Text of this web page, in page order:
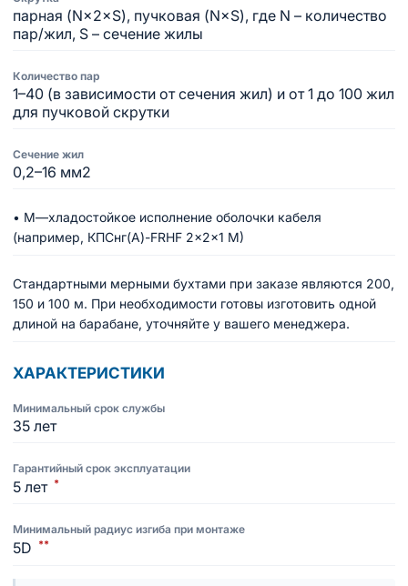
парная (N×2×S), пучковая (N×S), где N – количество
пар/жил, S – сечение жилы
Количество пар
1–40 (в зависимости от сечения жил) и от 1 до 100 жил
для пучковой скрутки
Сечение жил
0,2–16 мм2
• М—хладостойкое исполнение оболочки кабеля
(например, КПСнг(A)-FRHF 2×2×1 М)
Стандартными мерными бухтами при заказе являются 200,
150 и 100 м. При необходимости готовы изготовить одной
длиной на барабане, уточняйте у вашего менеджера.
ХАРАКТЕРИСТИКИ
Минимальный срок службы
35 лет
Гарантийный срок эксплуатации
5 лет *
Минимальный радиус изгиба при монтаже
5D **